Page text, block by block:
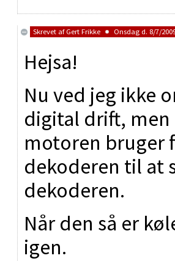
Skrevet af Gert Frikke Onsdag d. 8/7/
Hejsa!
Nu ved jeg ikke
digital drift,
motoren bruger
dekoderen til at
dekoderen.
Når den så er
igen.